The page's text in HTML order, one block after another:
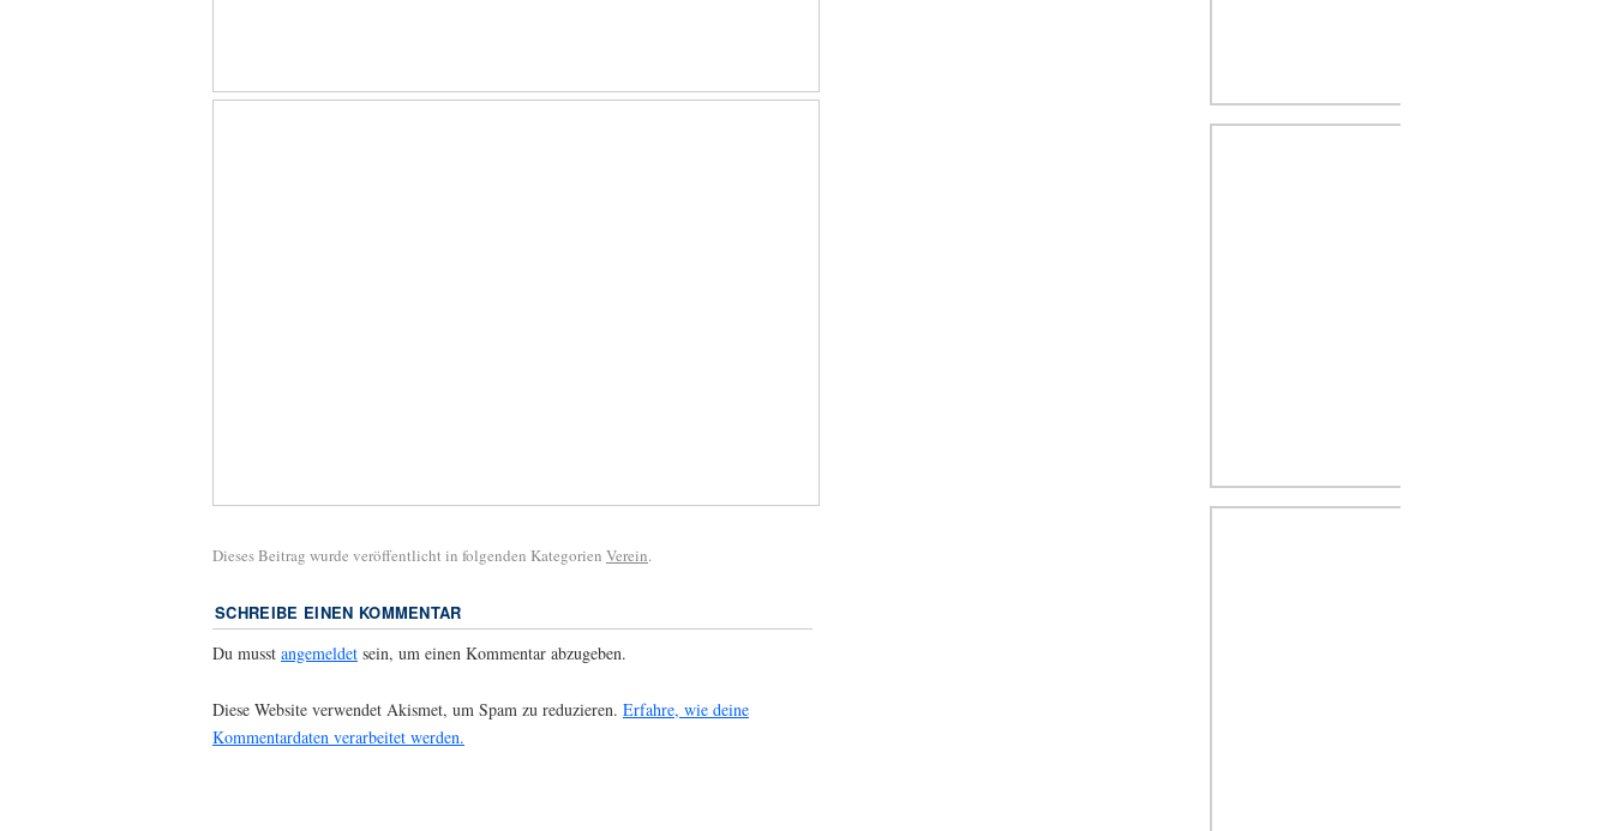
Dieses Beitrag wurde veröffentlicht in folgenden Kategorien Verein.
SCHREIBE EINEN KOMMENTAR
Du musst angemeldet sein, um einen Kommentar abzugeben.
Diese Website verwendet Akismet, um Spam zu reduzieren. Erfahre, wie deine
Kommentardaten verarbeitet werden.